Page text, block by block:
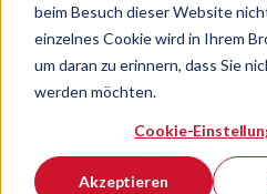
beim Besuch dieser Website
einzelnes Cookie wird in Ihrem
um daran zu erinnern, dass Sie
werden möchten.
Cookie-
Akzeptieren
Chancen für den
Künstliche Intelligenz ist kein
ist heute ein zentraler Hebel f
und Wettbewerbsfähigkeit.